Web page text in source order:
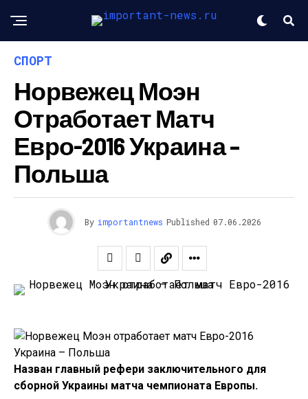
СПОРТ
Норвежец Моэн
Отработает Матч
Евро-2016 Украина –
Польша
By importantnews Published 07.06.2026
Назван главный рефери заключительного для
сборной Украины матча чемпионата Европы.